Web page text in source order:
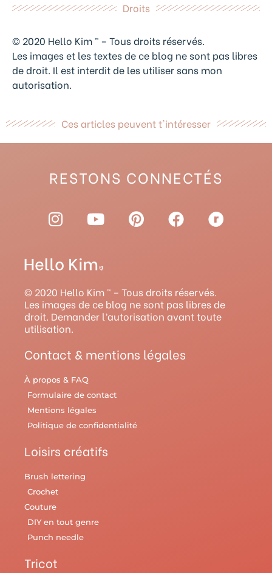
Droits
© 2020 Hello Kim ™ – Tous droits réservés.
Les images et les textes de ce blog ne sont pas libres
de droit. Il est interdit de les utiliser sans mon
autorisation.
Ces articles peuvent t'intéresser
RESTONS CONNECTÉS
I
n
t
a
g
r
a
m
Y
o
t
u
b
e
P
i
r
e
s
F
a
o
o
k
R
a
y
© 2020 Hello Kim ™ – Tous droits réservés.
Les images de ce blog ne sont pas libres de
droit. Demander l’autorisation avant toute
utilisation.
Contact & mentions légales
À propos & FAQ
Formulaire de contact
Mentions légales
Politique de confidentialité
Loisirs créatifs
Brush lettering
Crochet
Couture
DIY en tout genre
Punch needle
Tricot